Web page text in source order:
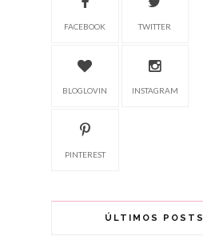
FACEBOOK TWITTER
BLOGLOVIN INSTAGRAM
PINTEREST
ÚLTIMOS POSTS